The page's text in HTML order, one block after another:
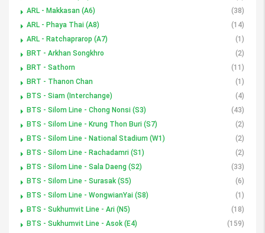
ARL - Makkasan (A6)
(38)
ARL - Phaya Thai (A8)
(14)
ARL - Ratchaprarop (A7)
(1)
BRT - Arkhan Songkhro
(2)
BRT - Sathorn
(11)
BRT - Thanon Chan
(1)
BTS - Siam (Interchange)
(4)
BTS - Silom Line - Chong Nonsi (S3)
(43)
BTS - Silom Line - Krung Thon Buri (S7)
(2)
BTS - Silom Line - National Stadium (W1)
(2)
BTS - Silom Line - Rachadamri (S1)
(2)
BTS - Silom Line - Sala Daeng (S2)
(33)
BTS - Silom Line - Surasak (S5)
(6)
BTS - Silom Line - WongwianYai (S8)
(1)
BTS - Sukhumvit Line - Ari (N5)
(18)
BTS - Sukhumvit Line - Asok (E4)
(159)